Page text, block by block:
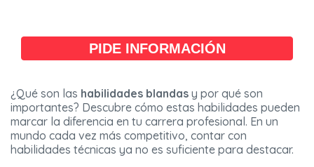
PIDE INFORMACIÓN
¿Qué son las habilidades blandas y por qué son
importantes? Descubre cómo estas habilidades pueden
marcar la diferencia en tu carrera profesional. En un
mundo cada vez más competitivo, contar con
habilidades técnicas ya no es suficiente para destacar.